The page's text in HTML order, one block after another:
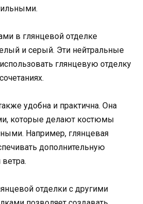
в глянцевой отделке
и серый. Эти нейтральные
глянцевую отделку
удобна и практична. Она
которые делают костюмы
Например, глянцевая
дополнительную
отделки с другими